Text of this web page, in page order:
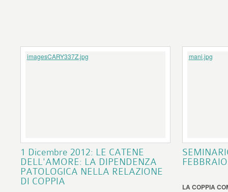
imagesCARY337Z.jpg
1 Dicembre 2012: LE CATENE
DELL'AMORE: LA DIPENDENZA
PATOLOGICA NELLA RELAZIONE
DI COPPIA
mani.jpg
LA COPPIA